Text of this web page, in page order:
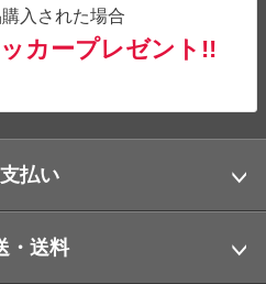
入された場合
カープレゼント!!
払い
・送料